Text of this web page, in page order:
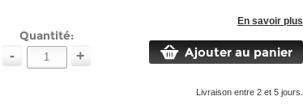
En savoir plus
Quantité:
- + Ajouter au panier
Livraison entre 2 et 5 jours.